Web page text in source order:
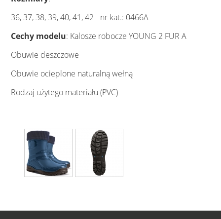
36, 37, 38, 39, 40, 41, 42 - nr kat.: 0466A
Cechy modelu: Kalosze robocze YOUNG 2 FUR A
Obuwie deszczowe
Obuwie ocieplone naturalną wełną
Rodzaj użytego materiału (PVC)